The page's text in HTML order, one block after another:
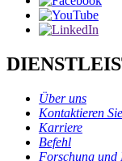
Über uns
Kontaktieren
Karriere
Befehl
Forschung und